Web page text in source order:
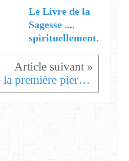
Le Livre de la
Sagesse ....
spirituellement.
Pose de la première pierre de la cathédrale de BOMA BUNGU